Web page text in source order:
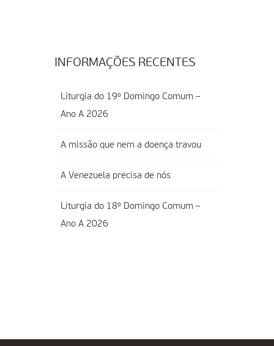
INFORMAÇÕES RECENTES
Liturgia do 19º Domingo Comum –
Ano A 2026
A missão que nem a doença travou
A Venezuela precisa de nós
Liturgia do 18º Domingo Comum –
Ano A 2026